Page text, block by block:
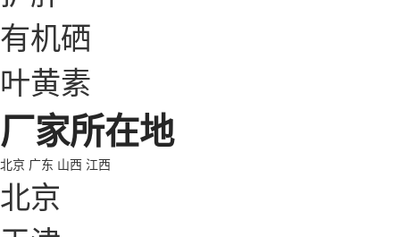
有机硒
叶黄素
厂家所在地
北京 广东 山西 江西
北京